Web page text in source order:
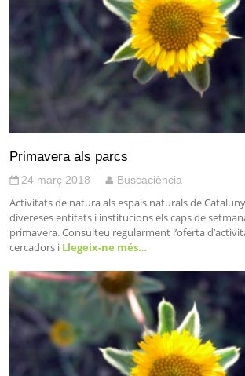
Primavera als parcs
24 març 2018 Buscaciència
Activitats de natura als espais naturals de
divereses entitats i institucions els caps de
primavera. Consulteu regularment l’oferta
cercadors i Llegeix-ne més…